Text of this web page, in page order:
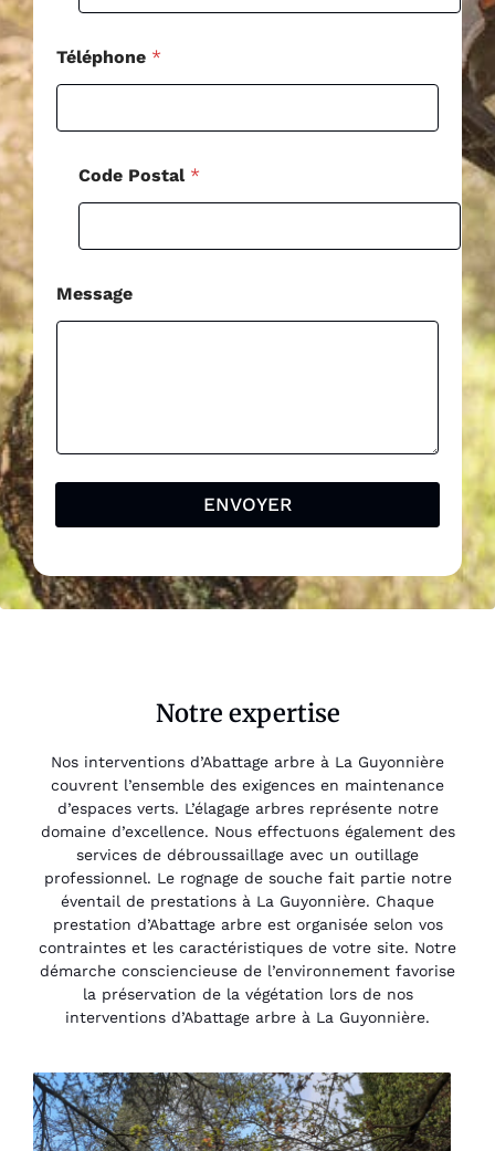
Téléphone *
Code Postal *
Message
ENVOYER
Notre expertise
Nos interventions d’Abattage arbre à La Guyonnière
couvrent l’ensemble des exigences en maintenance
d’espaces verts. L’élagage arbres représente notre
domaine d’excellence. Nous effectuons également des
services de débroussaillage avec un outillage
professionnel. Le rognage de souche fait partie notre
éventail de prestations à La Guyonnière. Chaque
prestation d’Abattage arbre est organisée selon vos
contraintes et les caractéristiques de votre site. Notre
démarche consciencieuse de l’environnement favorise
la préservation de la végétation lors de nos
interventions d’Abattage arbre à La Guyonnière.